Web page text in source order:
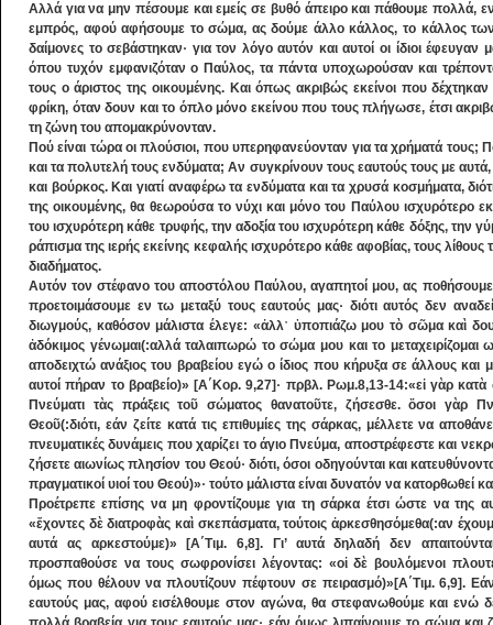
Αλλά για να μην πέσουμε και εμείς σε βυθό άπειρο και πάθουμε πολλά,
εμπρός, αφού αφήσουμε το σώμα, ας δούμε άλλο κάλλος, το κάλλος
δαίμονες το σεβάστηκαν· για τον λόγο αυτόν και αυτοί οι ίδιοι
όπου τυχόν εμφανιζόταν ο Παύλος, τα πάντα υποχωρούσαν και
τους ο άριστος της οικουμένης. Και όπως ακριβώς εκείνοι που
φρίκη, όταν δουν και το όπλο μόνο εκείνου που τους πλήγωσε, έτσι
τη ζώνη του απομακρύνονταν.
Πού είναι τώρα οι πλούσιοι, που υπερηφανεύονταν για τα χρήματά τους;
και τα πολυτελή τους ενδύματα; Αν συγκρίνουν τους εαυτούς τους με αυτά,
και βούρκος. Και γιατί αναφέρω τα ενδύματα και τα χρυσά κοσμήματα,
της οικουμένης, θα θεωρούσα το νύχι και μόνο του Παύλου ισχυρότερο
του ισχυρότερη κάθε τρυφής, την αδοξία του ισχυρότερη κάθε δόξης, την
ράπισμα της ιερής εκείνης κεφαλής ισχυρότερο κάθε αφοβίας, τους
διαδήματος.
Αυτόν τον στέφανο του αποστόλου Παύλου, αγαπητοί μου, ας
προετοιμάσουμε εν τω μεταξύ τους εαυτούς μας· διότι αυτός δεν
διωγμούς, καθόσον μάλιστα έλεγε: «ἀλλ᾿ ὑποπιάζω μου τὸ σῶμα καὶ
ἀδόκιμος γένωμαι(:αλλά ταλαιπωρώ το σώμα μου και το
αποδειχτώ ανάξιος του βραβείου εγώ ο ίδιος που κήρυξα σε άλλους και
αυτοί πήραν το βραβείο)» [Α΄Κορ. 9,27]· πρβλ. Ρωμ.8,13-14:«εἰ γὰρ κατὰ
Πνεύματι τὰς πράξεις τοῦ σώματος θανατοῦτε, ζήσεσθε. ὅσοι γὰρ
Θεοῦ(:διότι, εάν ζείτε κατά τις επιθυμίες της σάρκας, μέλλετε να
πνευματικές δυνάμεις που χαρίζει το άγιο Πνεύμα, αποστρέφεστε και
ζήσετε αιωνίως πλησίον του Θεού· διότι, όσοι οδηγούνται και
πραγματικοί υιοί του Θεού)»· τούτο μάλιστα είναι δυνατόν να κατορθωθεί
Προέτρεπε επίσης να μη φροντίζουμε για τη σάρκα έτσι ώστε να της
«ἔχοντες δὲ διατροφὰς καὶ σκεπάσματα, τούτοις ἀρκεσθησόμεθα(:αν
αυτά ας αρκεστούμε)» [Α΄Τιμ. 6,8]. Γι’ αυτά δηλαδή δεν
προσπαθούσε να τους σωφρονίσει λέγοντας: «οἱ δὲ βουλόμενοι
όμως που θέλουν να πλουτίζουν πέφτουν σε πειρασμό)»[Α΄Τιμ. 6,9].
εαυτούς μας, αφού εισέλθουμε στον αγώνα, θα στεφανωθούμε και ενώ